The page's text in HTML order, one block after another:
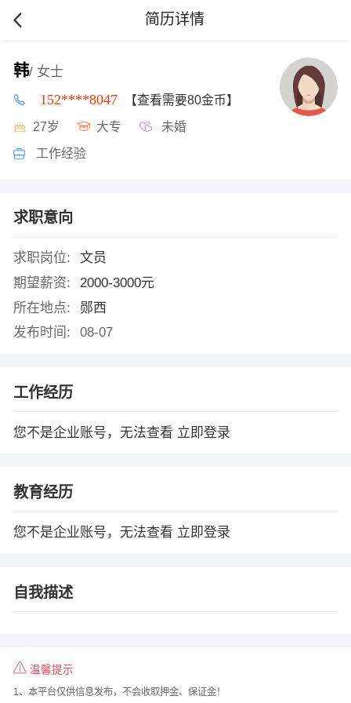
简历详情
韩/ 女士
152****8047 【查看需要80金币】
27岁 大专 未婚
工作经验
求职意向
求职岗位:
文员
期望薪资:
2000-3000元
所在地点:
郧西
发布时间:
08-07
工作经历
您不是企业账号，无法查看 立即登录
教育经历
您不是企业账号，无法查看 立即登录
自我描述
温馨提示
1、本平台仅供信息发布，不会收取押金、保证金！